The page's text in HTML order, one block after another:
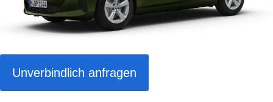
Unverbindlich anfragen